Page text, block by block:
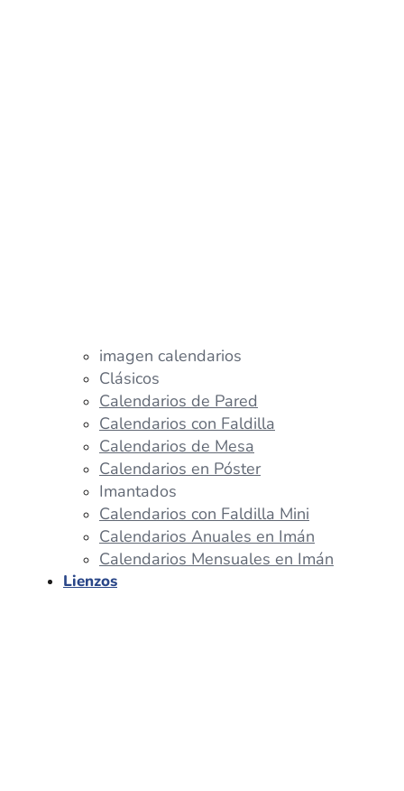
imagen calendarios
Clásicos
Calendarios de Pared
Calendarios con Faldilla
Calendarios de Mesa
Calendarios en Póster
Imantados
Calendarios con Faldilla Mini
Calendarios Anuales en Imán
Calendarios Mensuales en Imán
Lienzos